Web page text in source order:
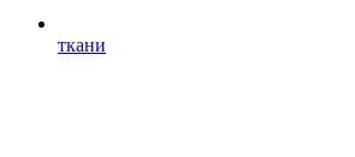
ткани